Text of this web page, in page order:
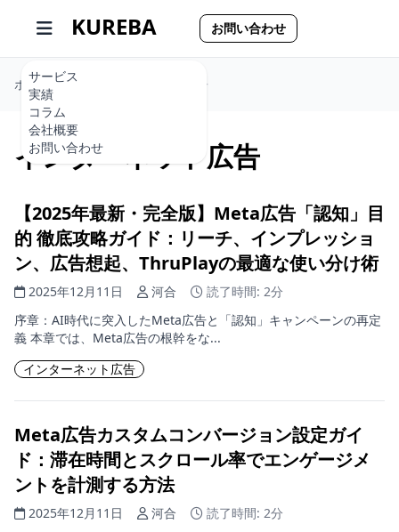
サービス
実績
コラム
会社概要
お問い合わせ
KUREBA お問い合わせ
ホーム インターネット広告
インターネット広告
【2025年最新・完全版】Meta広告「認知」目
的 徹底攻略ガイド：リーチ、インプレッショ
ン、広告想起、ThruPlayの最適な使い分け術
2025年12月11日 河合
読了時間: 2分
序章：AI時代に突入したMeta広告と「認知」キャンペーンの再定
義 本章では、Meta広告の根幹をな...
インターネット広告
Meta広告カスタムコンバージョン設定ガイ
ド：滞在時間とスクロール率でエンゲージメ
ントを計測する方法
2025年12月11日 河合
読了時間: 2分